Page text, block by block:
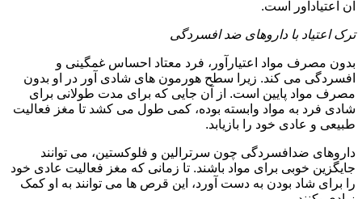
آن اعتیادآور است.
ترک اعتیاد با داروهای ضد افسردگی
بدون مصرف مواد اعتیارآور، فرد معتاد احساس غمگینی و
افسردگی می کند. زیرا سطح هورمون های شادی آور در او بدون
مصرف مواد پایین است. از آن جایی که برای مدت طولانی برای
شادی فرد به مواد وابسته بوده، کمی طول می کشد تا مغز فعالیت
طبیعی و عادی خود را بازیابد.
داروهای ضدافسردگی چون سرترالین و فلوکستین، می توانند
جایگزین خوبی برای مواد باشند. تا زمانی که مغز فعالیت عادی خود
را برای شاد بودن به دست آورد، این قرص ها می توانند به او کمک